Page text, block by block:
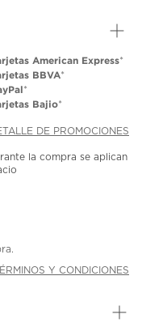
American Express*
BBVA*
*
Bajio*
DE PROMOCIONES
la compra se aplican
Y CONDICIONES